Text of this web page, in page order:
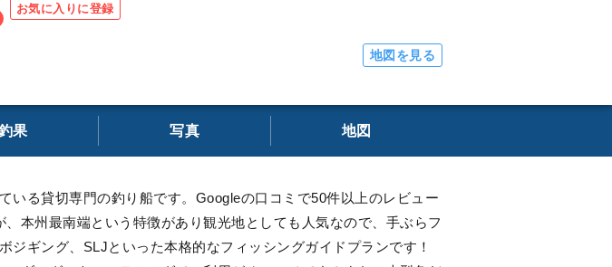
お気に入りに登録
地図を見る
果 写真 地図
いる貸切専門の釣り船です。Googleの口コミで50件以上のレビュー
本州最南端という特徴があり観光地としても人気なので、手ぶらフ
ギング、SLJといった本格的なフィッシングガイドプランです！